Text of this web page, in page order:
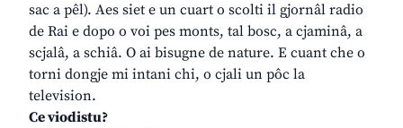
sac a pêl). Aes siet e un cuart o scolti il gjornâl radio
de Rai e dopo o voi pes monts, tal bosc, a cjaminâ, a
scjalâ, a schiâ. O ai bisugne de nature. E cuant che o
torni dongje mi intani chi, o cjali un pôc la
television.
Ce viodistu?